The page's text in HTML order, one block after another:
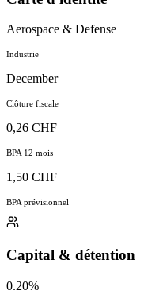
Aerospace & Defense
Industrie
December
Clôture fiscale
0,26 CHF
BPA 12 mois
1,50 CHF
BPA prévisionnel
Capital & détention
0.20%